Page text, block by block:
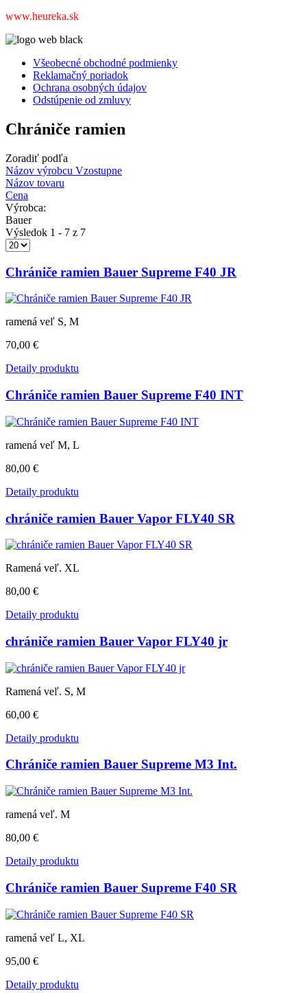
www.heureka.sk
Všeobecné obchodné podmienky
Reklamačný poriadok
Ochrana osobných údajov
Odstúpenie od zmluvy
Chrániče ramien
Zoradiť podľa
Názov výrobcu Vzostupne
Názov tovaru
Cena
Výrobca:
Bauer
Výsledok 1 - 7 z 7
Chrániče ramien Bauer Supreme F40 JR
ramená veľ S, M
70,00 €
Detaily produktu
Chrániče ramien Bauer Supreme F40 INT
ramená veľ M, L
80,00 €
Detaily produktu
chrániče ramien Bauer Vapor FLY40 SR
Ramená veľ. XL
80,00 €
Detaily produktu
chrániče ramien Bauer Vapor FLY40 jr
Ramená veľ. S, M
60,00 €
Detaily produktu
Chrániče ramien Bauer Supreme M3 Int.
ramená veľ. M
80,00 €
Detaily produktu
Chrániče ramien Bauer Supreme F40 SR
ramená veľ L, XL
95,00 €
Detaily produktu